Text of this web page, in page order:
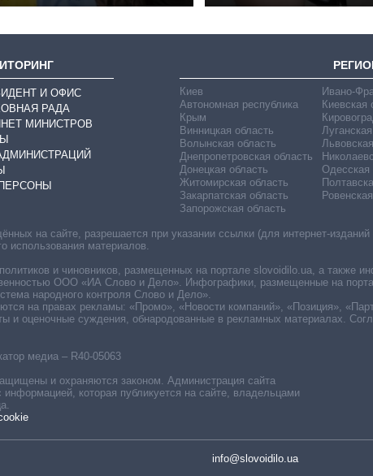
И ОФИС
РАДА
МИНИСТРОВ
Киев
Автономная республика
Крым
Винницкая область
Волынская область
Днепропетровская область
Донецкая область
Житомирская область
Закарпатская область
Запорожская область
Ивано-
Киевская
Одесская
медиа – R40-05063
и охраняются законом. Администрация сайта
которая публикуется на сайте, владельцами
info@slovoidilo.ua
на сайте, разрешается при указании ссылки (для интернет-
использования материалов.
и чиновников, размещенных на портале slovoidilo.ua, а также
ООО «ИА Слово и Дело». Инфографики, размещенные на
народного контроля Слово и Дело».
на правах рекламы: «Промо», «Новости компаний», «Позиция»,
и оценочные суждения, обнародованные в рекламных материалах.